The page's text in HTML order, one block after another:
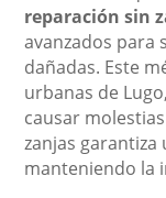
reparación sin
avanzados para
dañadas. Este
urbanas de
causar
zanjas
manteniendo la